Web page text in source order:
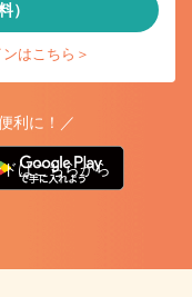
）
はこちら＞
利に！／
はこちらから